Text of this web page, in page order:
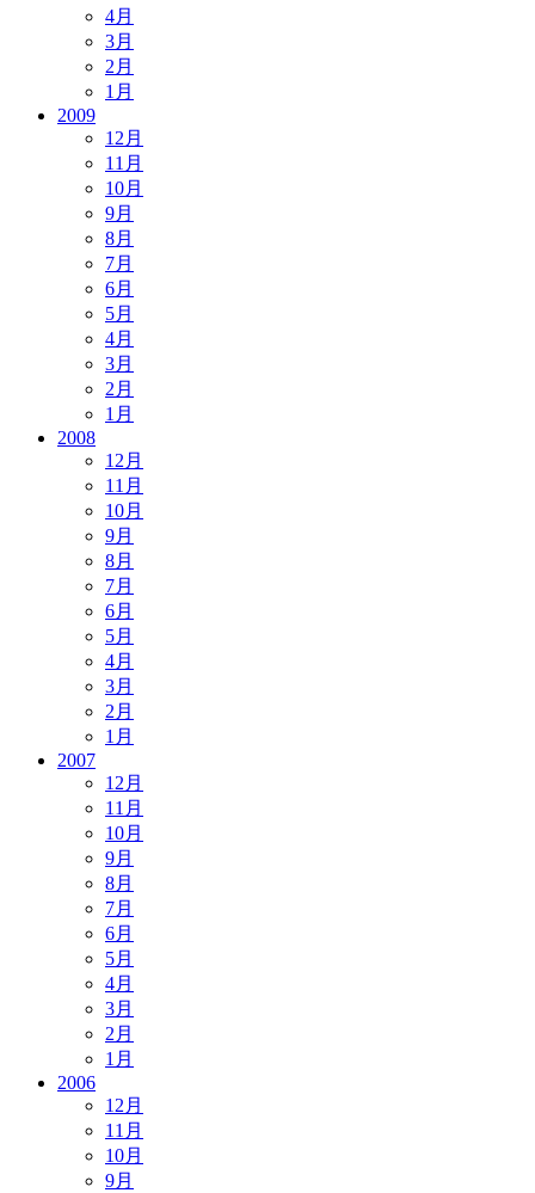
4月
3月
2月
1月
2009
12月
11月
10月
9月
8月
7月
6月
5月
4月
3月
2月
1月
2008
12月
11月
10月
9月
8月
7月
6月
5月
4月
3月
2月
1月
2007
12月
11月
10月
9月
8月
7月
6月
5月
4月
3月
2月
1月
2006
12月
11月
10月
9月